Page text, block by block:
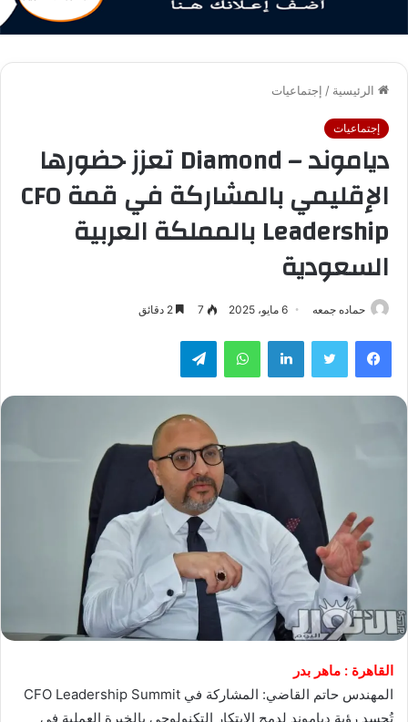
الرئيسية / إجتماعيات
إجتماعيات
دياموند – Diamond تعزز حضورها
الإقليمي بالمشاركة في قمة CFO
Leadership بالمملكة العربية
السعودية
حماده جمعه 6 مايو، 2025 7
فيسبوك تويتر لينكدإن واتساب تيلقرام
القاهرة : ماهر بدر
المهندس حاتم القاضي: المشاركة في CFO Leadership Summit
تُجسد رؤية دياموند لدمج الابتكار التكنولوجي بالخبرة العملية في